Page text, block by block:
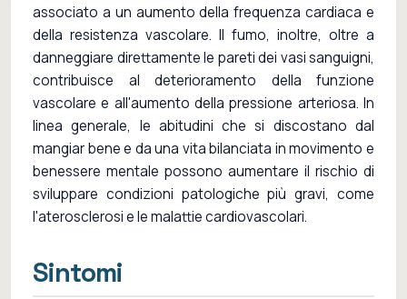
associato a un aumento della frequenza cardiaca e
della resistenza vascolare. Il fumo, inoltre, oltre a
danneggiare direttamente le pareti dei vasi sanguigni,
contribuisce al deterioramento della funzione
vascolare e all'aumento della pressione arteriosa. In
linea generale, le abitudini che si discostano dal
mangiar bene e da una vita bilanciata in movimento e
benessere mentale possono aumentare il rischio di
sviluppare condizioni patologiche più gravi, come
l'aterosclerosi e le malattie cardiovascolari.
Sintomi